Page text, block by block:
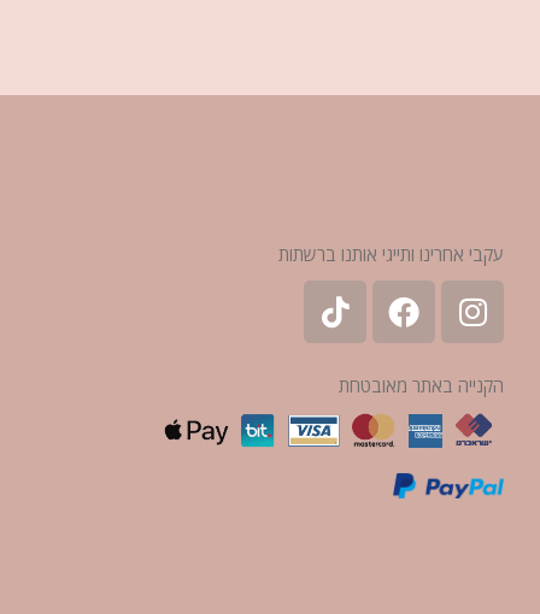
עקבי אחרינו ותייגי אותנו ברשתות
הקנייה באתר מאובטחת